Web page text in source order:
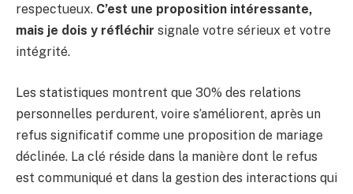
respectueux. C’est une proposition intéressante,
mais je dois y réfléchir signale votre sérieux et votre
intégrité.
Les statistiques montrent que 30% des relations
personnelles perdurent, voire s’améliorent, après un
refus significatif comme une proposition de mariage
déclinée. La clé réside dans la manière dont le refus
est communiqué et dans la gestion des interactions qui